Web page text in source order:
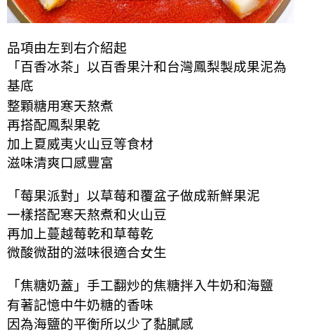
品項由左到右介紹起
「百香冰茶」以百香果汁和台灣鳳梨製成果泥為
基底
整顆糖用寒天熬煮
再搭配鳳梨果乾
加上夏威夷火山豆等食材
滋味清爽口感豐富
「莓果派對」以草莓和覆盆子做成新鮮果泥
一樣搭配寒天熬煮和火山豆
再加上蔓越莓乾和草莓乾
微酸微甜的滋味很適合女生
「焦糖奶蓋」手工翻炒的焦糖拌入牛奶和海鹽
有著記憶中牛奶糖的香味
因為海鹽的平衡所以少了黏膩感